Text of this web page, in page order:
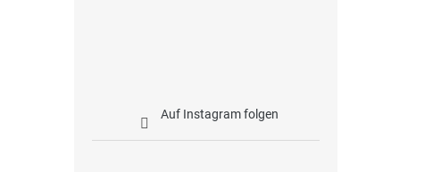
Auf Instagram folgen